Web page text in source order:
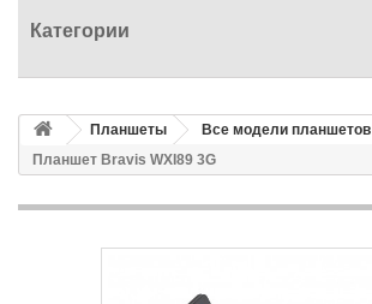
Категории
Планшеты Все модели планшетов
Планшет Bravis WXI89 3G